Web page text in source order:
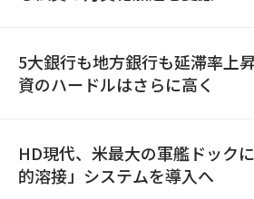
5大銀行も地方銀行も延滞率上
資のハードルはさらに高く
HD現代、米最大の軍艦ドック
的溶接」システムを導入へ